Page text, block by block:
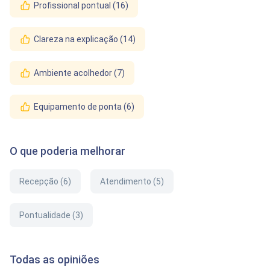
Profissional pontual (16)
Clareza na explicação (14)
Ambiente acolhedor (7)
Equipamento de ponta (6)
O que poderia melhorar
Recepção (6) Atendimento (5)
Pontualidade (3)
Todas as opiniões